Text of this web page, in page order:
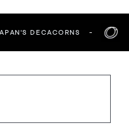
DECACORNS